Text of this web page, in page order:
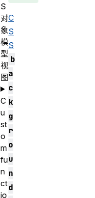
C
S
S
b
a
c
k
g
r
o
u
n
d
S
对
象
模
型
视
图
C
u
st
o
m
fu
n
ct
io